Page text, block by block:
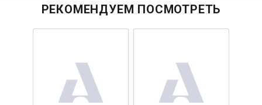
РЕКОМЕНДУЕМ ПОСМОТРЕТЬ